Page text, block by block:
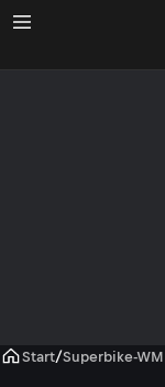
Start/Superbike-WM